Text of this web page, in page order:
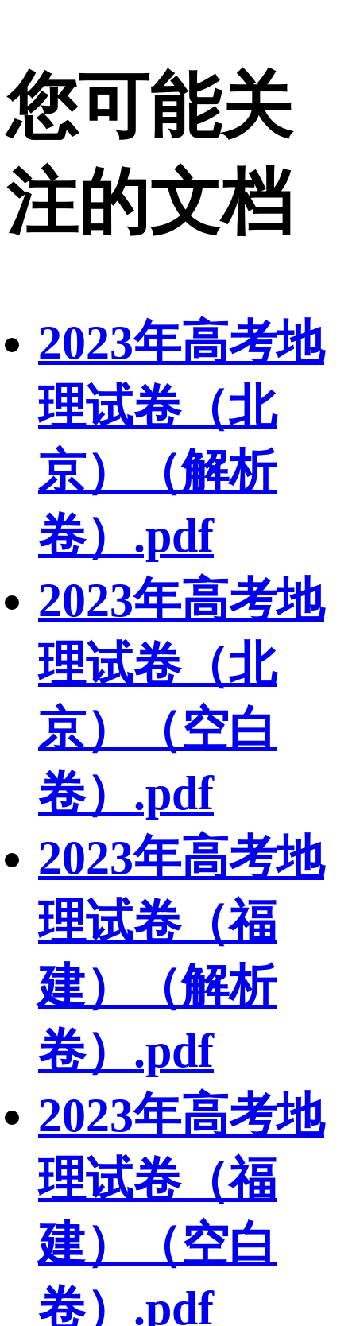
您可能关
注的文档
2023年高考地
理试卷（北
京）（解析
卷）.pdf
2023年高考地
理试卷（北
京）（空白
卷）.pdf
2023年高考地
理试卷（福
建）（解析
卷）.pdf
2023年高考地
理试卷（福
建）（空白
卷）.pdf